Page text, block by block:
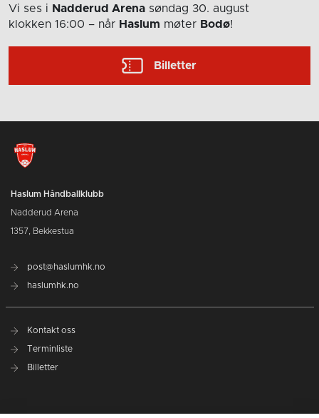
Vi ses i Nadderud Arena søndag 30. august
klokken 16:00 – når Haslum møter Bodø!
Billetter
Haslum Håndballklubb
Nadderud Arena
1357, Bekkestua
post@haslumhk.no
haslumhk.no
Kontakt oss
Terminliste
Billetter